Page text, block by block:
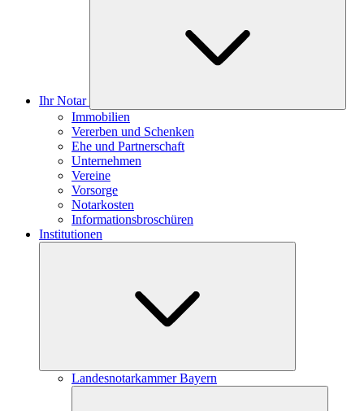
Ihr Notar
Immobilien
Vererben und Schenken
Ehe und Partnerschaft
Unternehmen
Vereine
Vorsorge
Notarkosten
Informationsbroschüren
Institutionen
Landesnotarkammer Bayern